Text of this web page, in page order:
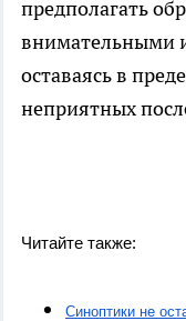
предполагать
внимательными
оставаясь в
неприятных
Читайте также:
Синоптики не